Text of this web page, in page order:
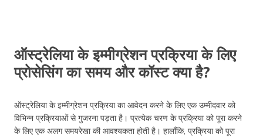
ऑस्ट्रेलिया के इम्मीग्रेशन प्रक्रिया के लिए
प्रोसेसिंग का समय और कॉस्ट क्या है?
ऑस्ट्रेलिया के इम्मीग्रेशन प्रक्रिया का आवेदन करने के लिए एक उम्मीदवार को
विभिन्न प्रक्रियाओं से गुजरना पड़ता है। प्रत्येक चरण के प्रक्रिया को पूरा करने
के लिए एक अलग समयरेखा की आवश्यकता होती है। हालाँकि, प्रक्रिया को पूरा